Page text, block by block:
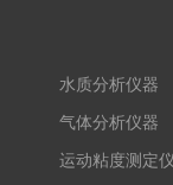
水质分析仪器
气体分析仪器
运动粘度测定